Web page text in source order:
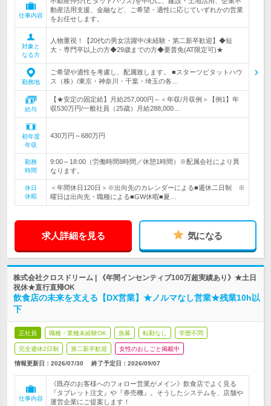
仕事内容
動産活用支援、金融など、ご希望・適性に応じていずれかの営業
をお任せします。
対象と
なる方
人物重視！【20代の男女活躍中/未経験・第二新卒歓迎】◆短
大・専門卒以上の方◆29歳までの方◆要普免(AT限定可)★
勤務地
ご希望や適性を考慮し、配属致します。 ■スターツピタットハウ
ス（株）/東京・神奈川・千葉・埼玉の各…
給与
【★安定の固定給】月給257,000円～＜年収/月収例＞【例1】年
収530万円/一般社員（25歳）月給288,000…
初年度
年収
430万円～680万円
勤務
時間
9:00～18:00（労働時間8時間／休憩1時間）※配属会社により異
なります。
休日
休暇
＜年間休日120日＞※出向先のカレンダーによる■週休二日制 ※
曜日は出向先・職種による■GW休暇■夏…
求人詳細を見る 気になる
株式会社クロスドリーム | 《年間インセンティブ100万超実績あり》★土日
祝休★直行直帰OK
飲食店の未来を支える【DX営業】★ノルマなし営業★残業10h以
下
正社員 職種・業種未経験OK 急募 転勤なし 学歴不問
完全週休2日制 第二新卒歓迎 女性のおしごと掲載中
情報更新日：2026/07/30 終了予定日： 2026/09/07
仕事内容
《既存のお客様へのフォロー営業がメイン》飲食店でよく見る
『タブレット注文』や『券売機』。そうしたシステムを、店舗や
運営企業にご提案します！